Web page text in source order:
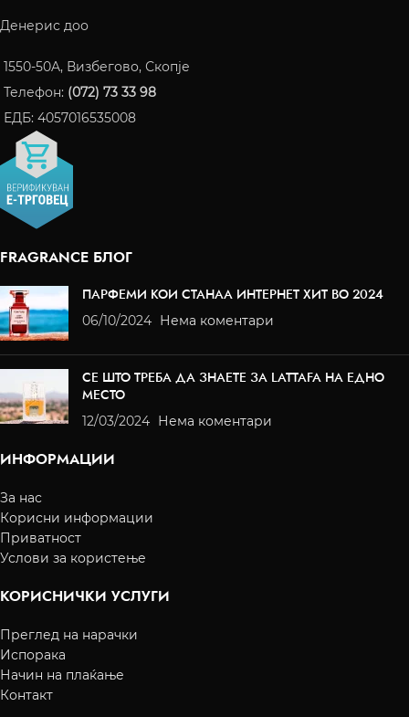
Денерис доо
1550-50A, Визбегово, Скопје
Телефон: (072) 73 33 98
ЕДБ: 4057016535008
FRAGRANCE БЛОГ
ПАРФЕМИ КОИ СТАНАА ИНТЕРНЕТ ХИТ ВО 2024
06/10/2024 Нема коментари
СЕ ШТО ТРЕБА ДА ЗНАЕТЕ ЗА LATTAFA НА ЕДНО
МЕСТО
12/03/2024 Нема коментари
ИНФОРМАЦИИ
За нас
Корисни информации
Приватност
Услови за користење
КОРИСНИЧКИ УСЛУГИ
Преглед на нарачки
Испорака
Начин на плаќање
Контакт